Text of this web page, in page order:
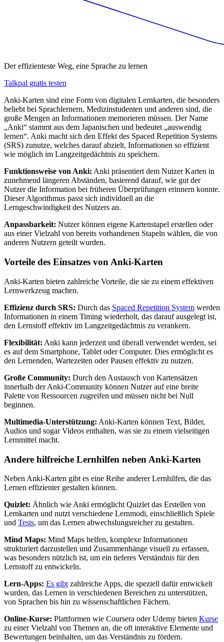
Der effizienteste Weg, eine Sprache zu lernen
Talkpal gratis testen
Anki-Karten sind eine Form von digitalen Lernkarten, die besonders
beliebt bei Sprachlernern, Medizinstudenten und anderen sind, die
große Mengen an Informationen memorieren müssen. Der Name
„Anki“ stammt aus dem Japanischen und bedeutet „auswendig
lernen“. Anki macht sich den Effekt des Spaced Repetition Systems
(SRS) zunutze, welches darauf abzielt, Informationen so effizient
wie möglich im Langzeitgedächtnis zu speichern.
Funktionsweise von Anki: Anki präsentiert dem Nutzer Karten in
zunehmend längeren Abständen, basierend darauf, wie gut der
Nutzer die Information bei früheren Überprüfungen erinnern konnte.
Dieser Algorithmus passt sich individuell an die
Lerngeschwindigkeit des Nutzers an.
Anpassbarkeit: Nutzer können eigene Kartenstapel erstellen oder
aus einer Vielzahl von bereits vorhandenen Stapeln wählen, die von
anderen Nutzern geteilt wurden.
Vorteile des Einsatzes von Anki-Karten
Anki-Karten bieten zahlreiche Vorteile, die sie zu einem effektiven
Lernwerkzeug machen.
Effizienz durch SRS: Durch das Spaced Repetition System werden
Informationen in einem Timing wiederholt, das darauf ausgelegt ist,
den Lernstoff effektiv im Langzeitgedächtnis zu verankern.
Flexibilität: Anki kann jederzeit und überall verwendet werden, sei
es auf dem Smartphone, Tablet oder Computer. Dies ermöglicht es
den Lernenden, Wartezeiten oder Pausen effektiv zu nutzen.
Große Community: Durch den Austausch von Kartensätzen
innerhalb der Anki-Community können Nutzer auf eine breite
Palette von Ressourcen zugreifen und müssen nicht bei Null
beginnen.
Multimedia-Unterstützung: Anki-Karten können Text, Bilder,
Audios und sogar Videos enthalten, was sie zu einem vielseitigen
Lernmittel macht.
Andere hilfreiche Lernhilfen neben Anki-Karten
Neben Anki-Karten gibt es eine Reihe anderer Lernhilfen, die das
Lernen effizienter gestalten können.
Quizlet: Ähnlich wie Anki ermöglicht Quizlet das Erstellen von
Lernkarten und nutzt verschiedene Lernmodi, einschließlich Spiele
und Tests, um das Lernen abwechslungsreicher zu gestalten.
Mind Maps: Mind Maps helfen, komplexe Informationen
strukturiert darzustellen und Zusammenhänge visuell zu erfassen,
was besonders nützlich ist, um ein tieferes Verständnis für den
Lernstoff zu entwickeln.
Lern-Apps: Es gibt zahlreiche Apps, die speziell dafür entwickelt
wurden, das Lernen in verschiedenen Bereichen zu unterstützen,
von Sprachen bis hin zu wissenschaftlichen Fächern.
Online-Kurse: Plattformen wie Coursera oder Udemy bieten Kurse
zu einer Vielzahl von Themen an, die oft interaktive Elemente und
Bewertungen beinhalten, um das Verständnis zu fördern.